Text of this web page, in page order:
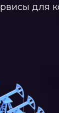
для